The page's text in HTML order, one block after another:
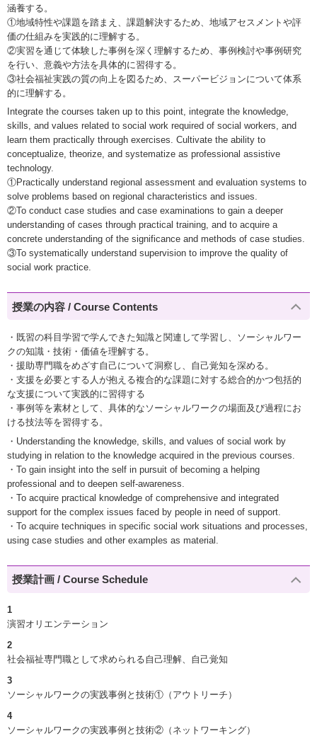
涵養する。
①地域特性や課題を踏まえ、課題解決するため、地域アセスメントや評
価の仕組みを実践的に理解する。
②実習を通じて体験した事例を深く理解するため、事例検討や事例研究
を行い、意義や方法を具体的に習得する。
③社会福祉実践の質の向上を図るため、スーパービジョンについて体系
的に理解する。
Integrate the courses taken up to this point, integrate the knowledge,
skills, and values related to social work required of social workers, and
learn them practically through exercises. Cultivate the ability to
conceptualize, theorize, and systematize as professional assistive
technology.
①Practically understand regional assessment and evaluation systems to
solve problems based on regional characteristics and issues.
②To conduct case studies and case examinations to gain a deeper
understanding of cases through practical training, and to acquire a
concrete understanding of the significance and methods of case studies.
③To systematically understand supervision to improve the quality of
social work practice.
授業の内容 / Course Contents
・既習の科目学習で学んできた知識と関連して学習し、ソーシャルワー
クの知識・技術・価値を理解する。
・援助専門職をめざす自己について洞察し、自己覚知を深める。
・支援を必要とする人が抱える複合的な課題に対する総合的かつ包括的
な支援について実践的に習得する
・事例等を素材として、具体的なソーシャルワークの場面及び過程にお
ける技法等を習得する。
・Understanding the knowledge, skills, and values of social work by
studying in relation to the knowledge acquired in the previous courses.
・To gain insight into the self in pursuit of becoming a helping
professional and to deepen self-awareness.
・To acquire practical knowledge of comprehensive and integrated
support for the complex issues faced by people in need of support.
・To acquire techniques in specific social work situations and processes,
using case studies and other examples as material.
授業計画 / Course Schedule
1
演習オリエンテーション
2
社会福祉専門職として求められる自己理解、自己覚知
3
ソーシャルワークの実践事例と技術①（アウトリーチ）
4
ソーシャルワークの実践事例と技術②（ネットワーキング）